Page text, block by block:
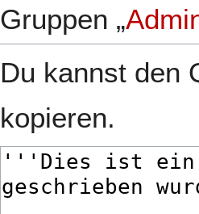
Gruppen „
Du kannst den
kopieren.